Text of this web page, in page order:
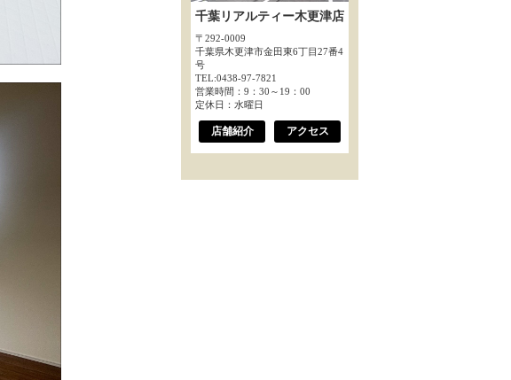
千葉リアルティー木更津店
〒292-0009
千葉県木更津市金田東6丁目27番4
号
TEL:0438-97-7821
営業時間：9：30～19：00
定休日：水曜日
店舗紹介 アクセス